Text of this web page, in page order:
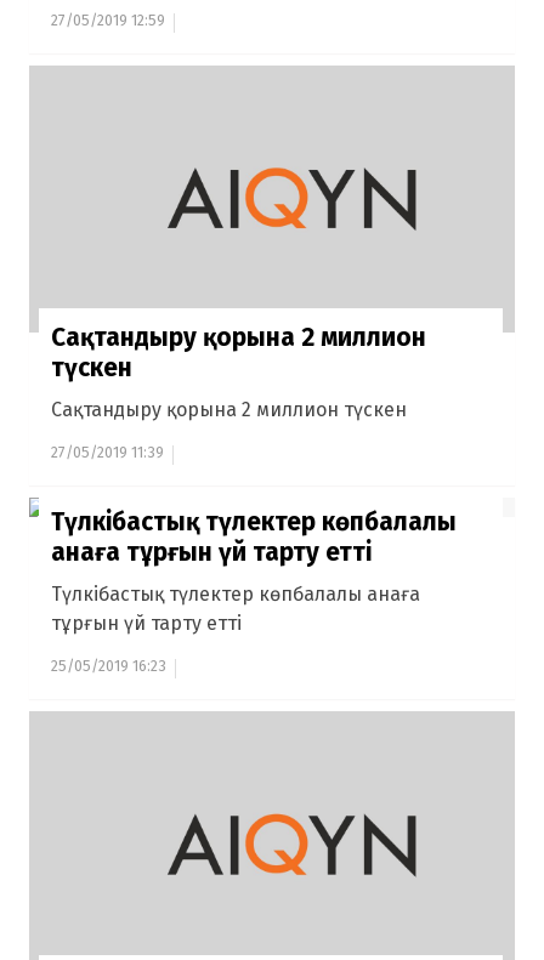
27/05/2019 12:59
Сақтандыру қорына 2 миллион
түскен
Сақтандыру қорына 2 миллион түскен
27/05/2019 11:39
Түлкібастық түлектер көпбалалы
анаға тұрғын үй тарту етті
Түлкібастық түлектер көпбалалы анаға
тұрғын үй тарту етті
25/05/2019 16:23